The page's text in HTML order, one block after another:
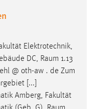
Elektrotechnik,
DC, Raum 1.13
@ oth-aw . de Zum
[...]
Amberg, Fakultät